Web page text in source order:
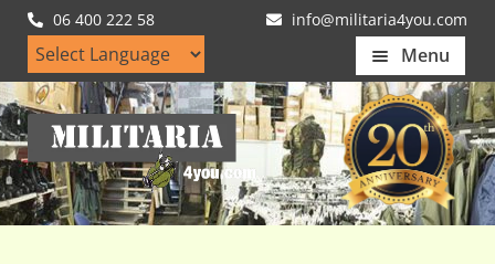
06 400 222 58 info@militaria4you.com
Menu
Home
Artikelen
Nieuws
Ga
door
naar
navigatie
Ga
naar
de
inhoud